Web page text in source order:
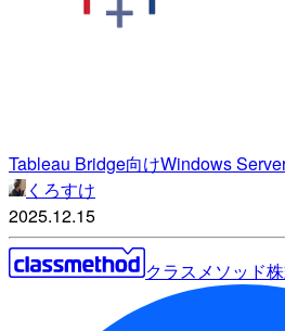
Tableau Bridge向けWindows
くろすけ
2025.12.15
クラスメソッド